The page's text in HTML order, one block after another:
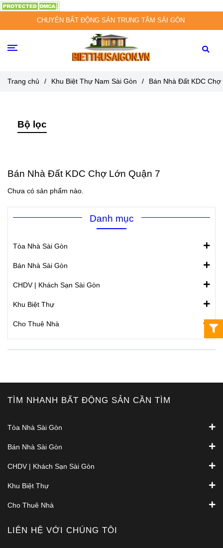
CHUYÊN BẤT ĐỘNG SẢN TRUNG TÂM SÀI GÒN
Trang chủ / Khu Biệt Thự Nam Sài Gòn / Bán Nhà Đất KDC
Bộ lọc
Bán Nhà Đất KDC Chợ Lớn Quận 7
Chưa có sản phẩm nào.
Danh mục
Tòa Nhà Sài Gòn
Bán Nhà Sài Gòn
CHDV | Khách Sạn Sài Gòn
Khu Biệt Thự
Cho Thuê Nhà
TÌM NHANH BẤT ĐỘNG SẢN CẦN TÌM
Tòa Nhà Sài Gòn
Bán Nhà Sài Gòn
CHDV | Khách Sạn Sài Gòn
Khu Biệt Thự
Cho Thuê Nhà
LIÊN HỆ VỚI CHÚNG TÔI